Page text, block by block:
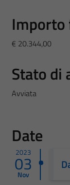
Importo
€ 20.344,00
Stato di
Avviata
Date
2023
03
Nov